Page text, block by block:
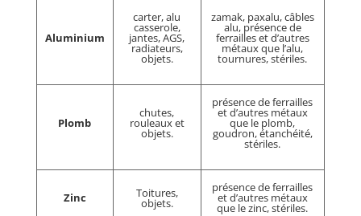
Aluminium
carter, alu
casserole,
jantes, AGS,
radiateurs,
objets.
zamak, paxalu, câbles
alu, présence de
ferrailles et d’autres
métaux que l’alu,
tournures, stériles.
Plomb
chutes,
rouleaux et
objets.
présence de ferrailles
et d’autres métaux
que le plomb,
goudron, étanchéité,
stériles.
Zinc Toitures,
objets.
présence de ferrailles
et d’autres métaux
que le zinc, stériles.